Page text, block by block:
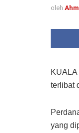
oleh
terlibat
yang